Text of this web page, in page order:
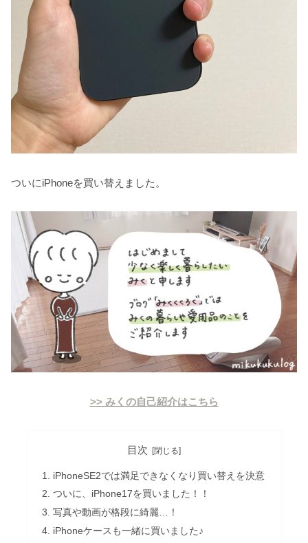
ついにiPhoneを買い替えました。
>> みくの自己紹介はこちら
目次
iPhoneSE2では満足できなくなり買い替えを決意
ついに、iPhone17を買いました！！
写真や動画が格段に綺麗…！
iPhoneケースも一緒に買いました♪